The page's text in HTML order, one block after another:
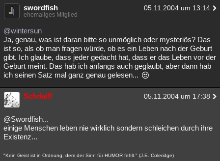
swordfish 05.11.2004 um 13:14
ehemaliges Mitglied
@wintersun
Ja, genau, was ist daran bitte so unmöglich oder mysteriös? Das
ist so, als ob man fragen würde, ob es ein Leben nach der Geburt
gibt. Ich glaube, dass jeder gedacht hat, dass er das Leben vor der
Geburt meint. Das hab ich anfangs auch geglaubt, aber dann hab
ich seinen Satz mal ganz genau gelesen...
Schdaiff 05.11.2004 um 17:38
@Swordfish...
einige Menschen leben nie wirklich sondern schleichen durch ihre
Existenz...
"Kein Geist ist in Ordnung, dem der Sinn für HUMOR fehlt." (J.E. Coleridge)